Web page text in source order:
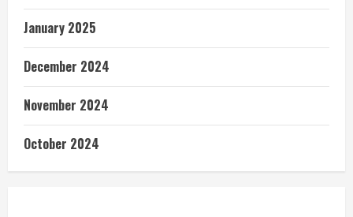
January 2025
December 2024
November 2024
October 2024